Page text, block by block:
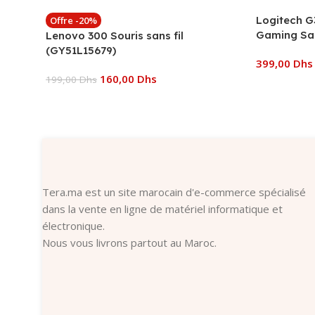
Offre -20%
Lenovo 300 Souris sans fil
(GY51L15679)
199,00Dhs 160,00 Dhs
Logitech
Gaming
399,00 Dhs
Tera.ma est un site marocain d'e-commerce spécialisé
dans la vente en ligne de matériel informatique et
électronique.
Nous vous livrons partout au Maroc.